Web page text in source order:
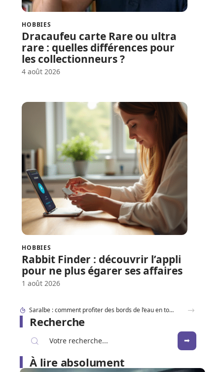
HOBBIES
Dracaufeu carte Rare ou ultra
rare : quelles différences pour
les collectionneurs ?
4 août 2026
HOBBIES
Rabbit Finder : découvrir l’appli
pour ne plus égarer ses affaires
1 août 2026
Dracaufeu carte Rare ou ultra rare : quelles différences pour les collectionneurs ?
Recherche
À lire absolument